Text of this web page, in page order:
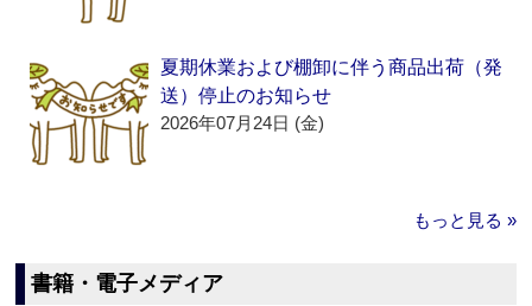
夏期休業および棚卸に伴う商品出荷（発
送）停止のお知らせ
2026年07月24日 (金)
もっと見る »
書籍・電子メディア